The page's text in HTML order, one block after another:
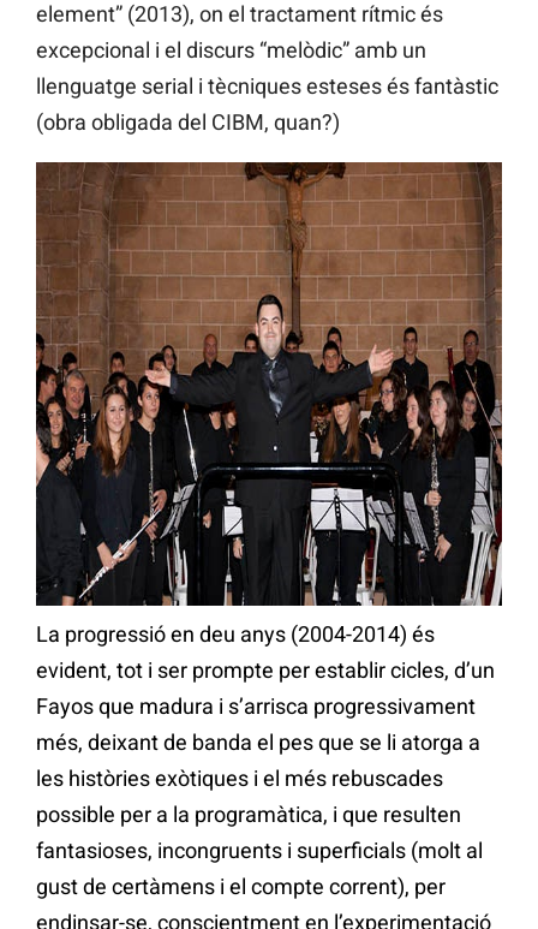
element” (2013), on el tractament rítmic és
excepcional i el discurs “melòdic” amb un
llenguatge serial i tècniques esteses és fantàstic
(obra obligada del CIBM, quan?)
La progressió en deu anys (2004-2014) és
evident, tot i ser prompte per establir cicles, d’un
Fayos que madura i s’arrisca progressivament
més, deixant de banda el pes que se li atorga a
les històries exòtiques i el més rebuscades
possible per a la programàtica, i que resulten
fantasioses, incongruents i superficials (molt al
gust de certàmens i el compte corrent), per
endinsar-se, conscientment en l’experimentació